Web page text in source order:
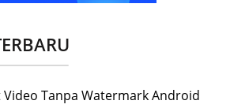
Video Tanpa Watermark Android